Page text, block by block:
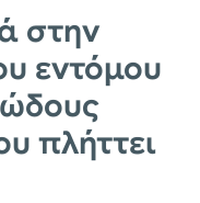
στην
εντόμου
πλήττει